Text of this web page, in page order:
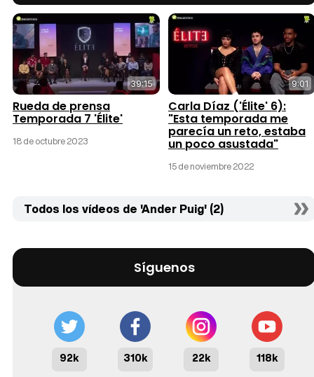
39:15
Rueda de prensa
Temporada 7 'Élite'
18 de octubre 2023
9:01
Carla Díaz ('Élite' 6):
"Esta temporada me
parecía un reto, estaba
un poco asustada"
15 de noviembre 2022
Todos los vídeos de 'Ander Puig' (2)
Síguenos
92k 310k 22k 118k